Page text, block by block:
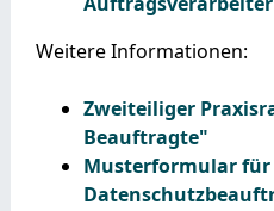
Weitere Informationen:
Zweiteiliger
Beauftragte"
Musterformular für